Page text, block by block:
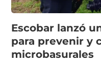
Escobar lanzó
para prevenir y
microbasurales